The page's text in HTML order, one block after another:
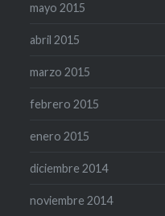
mayo 2015
abril 2015
marzo 2015
febrero 2015
enero 2015
diciembre 2014
noviembre 2014